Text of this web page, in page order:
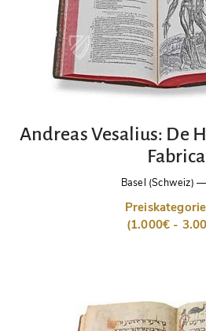
Andreas Vesalius: De
Fabrica
Basel (Schweiz) —
(1.000€ -